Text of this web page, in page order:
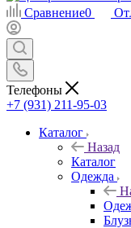
Сравнение0
Телефоны
+7 (931) 211-95-03
Каталог
Назад
Каталог
Одежда